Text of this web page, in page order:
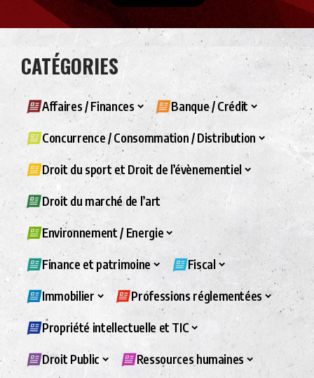
CATÉGORIES
Affaires / Finances Banque / Crédit
Concurrence / Consommation / Distribution
Droit du sport et Droit de l’évènementiel
Droit du marché de l’art
Environnement / Energie
Finance et patrimoine Fiscal
Immobilier Professions réglementées
Propriété intellectuelle et TIC
Droit Public Ressources humaines